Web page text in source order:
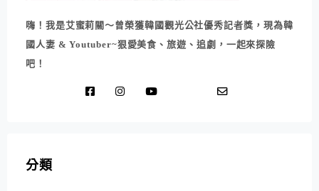
嗨！我是艾蜜莉關～曾榮獲韓國觀光公社優秀記者獎，現為韓
國人妻 & Youtuber~狠愛美食、旅遊、追劇，一起來探險
吧！
分類